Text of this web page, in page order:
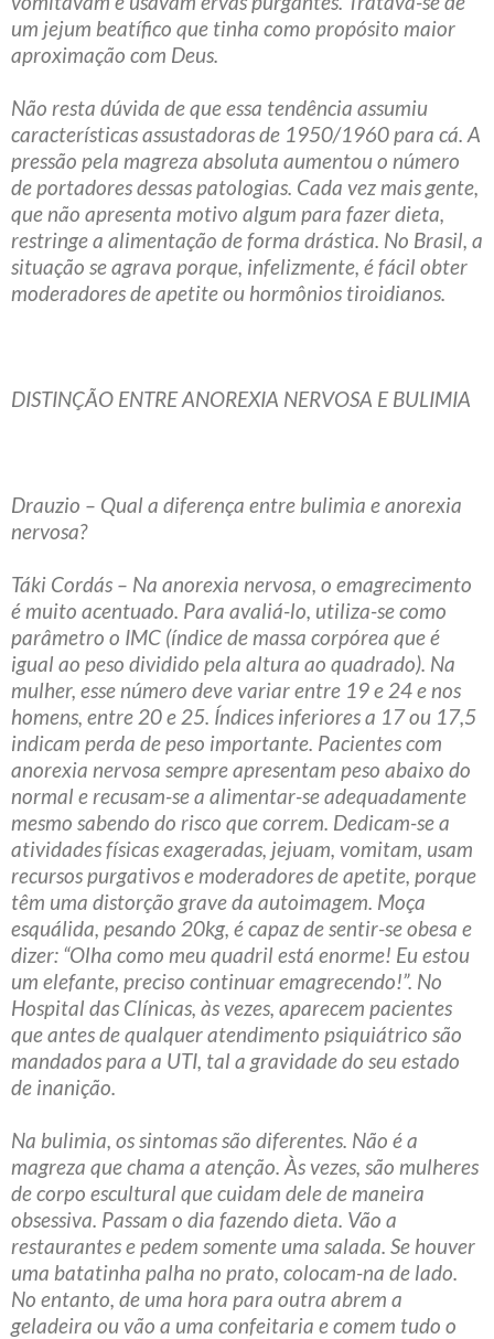
um jejum beatífico que tinha como propósito maior
aproximação com Deus.
Não resta dúvida de que essa tendência assumiu
características assustadoras de 1950/1960 para cá. A
pressão pela magreza absoluta aumentou o número
de portadores dessas patologias. Cada vez mais gente,
que não apresenta motivo algum para fazer dieta,
restringe a alimentação de forma drástica. No Brasil, a
situação se agrava porque, infelizmente, é fácil obter
moderadores de apetite ou hormônios tiroidianos.
DISTINÇÃO ENTRE ANOREXIA NERVOSA E BULIMIA
Drauzio – Qual a diferença entre bulimia e anorexia
nervosa?
Táki Cordás – Na anorexia nervosa, o emagrecimento
é muito acentuado. Para avaliá-lo, utiliza-se como
parâmetro o IMC (índice de massa corpórea que é
igual ao peso dividido pela altura ao quadrado). Na
mulher, esse número deve variar entre 19 e 24 e nos
homens, entre 20 e 25. Índices inferiores a 17 ou 17,5
indicam perda de peso importante. Pacientes com
anorexia nervosa sempre apresentam peso abaixo do
normal e recusam-se a alimentar-se adequadamente
mesmo sabendo do risco que correm. Dedicam-se a
atividades físicas exageradas, jejuam, vomitam, usam
recursos purgativos e moderadores de apetite, porque
têm uma distorção grave da autoimagem. Moça
esquálida, pesando 20kg, é capaz de sentir-se obesa e
dizer: “Olha como meu quadril está enorme! Eu estou
um elefante, preciso continuar emagrecendo!”. No
Hospital das Clínicas, às vezes, aparecem pacientes
que antes de qualquer atendimento psiquiátrico são
mandados para a UTI, tal a gravidade do seu estado
de inanição.
Na bulimia, os sintomas são diferentes. Não é a
magreza que chama a atenção. Às vezes, são mulheres
de corpo escultural que cuidam dele de maneira
obsessiva. Passam o dia fazendo dieta. Vão a
restaurantes e pedem somente uma salada. Se houver
uma batatinha palha no prato, colocam-na de lado.
No entanto, de uma hora para outra abrem a
geladeira ou vão a uma confeitaria e comem tudo o